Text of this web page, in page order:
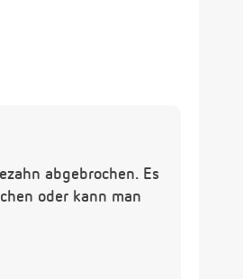
abgebrochen. Es
oder kann man